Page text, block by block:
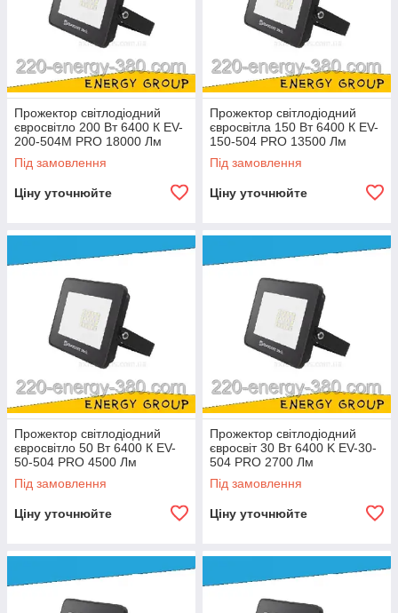
Прожектор світлодіодний
євросвітло 200 Вт 6400 К EV-
200-504М PRO 18000 Лм
модульний
Під замовлення
Ціну уточнюйте
Прожектор світлодіодний
євросвітла 150 Вт 6400 К EV-
150-504 PRO 13500 Лм
Під замовлення
Ціну уточнюйте
Прожектор світлодіодний
євросвітло 50 Вт 6400 К EV-
50-504 PRO 4500 Лм
Під замовлення
Ціну уточнюйте
Прожектор світлодіодний
євросвіт 30 Вт 6400 K EV-30-
504 PRO 2700 Лм
Під замовлення
Ціну уточнюйте